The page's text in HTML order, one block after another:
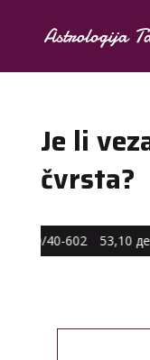
Je li
čvrsta?
0590/40-602 53,10